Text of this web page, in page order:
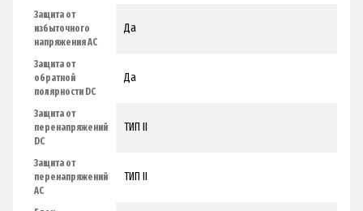
Защита от
избыточного
напряжения AC
Да
Защита от
обратной
полярности DC
Да
Защита от
перенапряжений
DC
TИП II
Защита от
перенапряжений
AC
TИП II